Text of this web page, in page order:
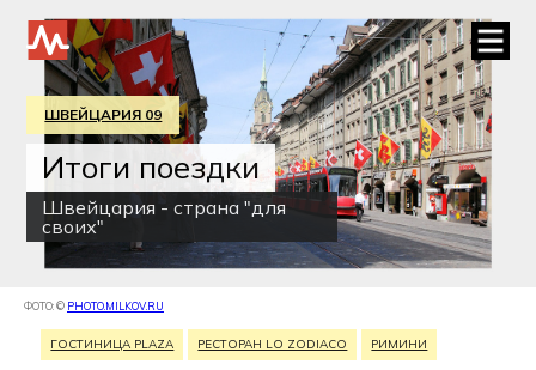
ШВЕЙЦАРИЯ 09
Итоги поездки
Швейцария - страна "для
своих"
ФОТО: © PHOTO.MILKOV.RU
ГОСТИНИЦА PLAZA РЕСТОРАН LO ZODIACO РИМИНИ